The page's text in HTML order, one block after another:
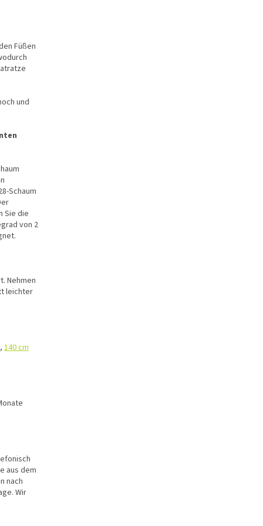
Füßen
und
Schaum
Sie die
von 2
Nehmen
leichter
, 140 cm
aus dem
nach
Wir